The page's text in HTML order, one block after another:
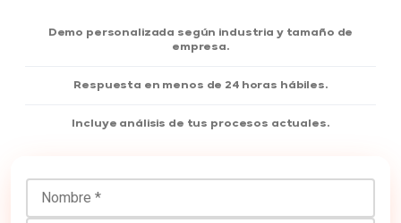
Demo personalizada según industria y tamaño de
empresa.
Respuesta en menos de 24 horas hábiles.
Incluye análisis de tus procesos actuales.
Nombre